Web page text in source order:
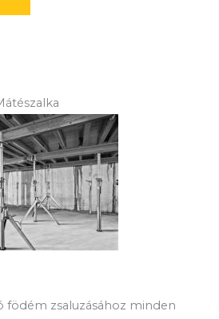
födém zsaluzásához minden